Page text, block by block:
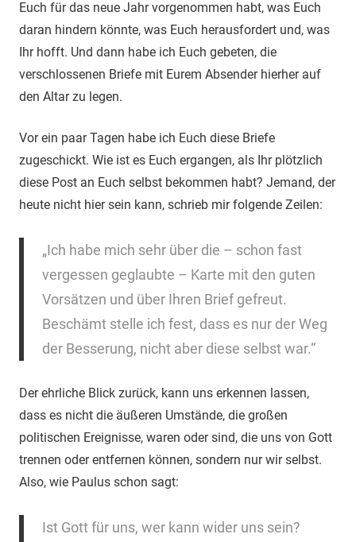
Euch für das neue Jahr vorgenommen habt, was Euch
daran hindern könnte, was Euch herausfordert und, was
Ihr hofft. Und dann habe ich Euch gebeten, die
verschlossenen Briefe mit Eurem Absender hierher auf
den Altar zu legen.
Vor ein paar Tagen habe ich Euch diese Briefe
zugeschickt. Wie ist es Euch ergangen, als Ihr plötzlich
diese Post an Euch selbst bekommen habt? Jemand, der
heute nicht hier sein kann, schrieb mir folgende Zeilen:
„Ich habe mich sehr über die – schon fast
vergessen geglaubte – Karte mit den guten
Vorsätzen und über Ihren Brief gefreut.
Beschämt stelle ich fest, dass es nur der Weg
der Besserung, nicht aber diese selbst war.“
Der ehrliche Blick zurück, kann uns erkennen lassen,
dass es nicht die äußeren Umstände, die großen
politischen Ereignisse, waren oder sind, die uns von Gott
trennen oder entfernen können, sondern nur wir selbst.
Also, wie Paulus schon sagt:
Ist Gott für uns, wer kann wider uns sein?